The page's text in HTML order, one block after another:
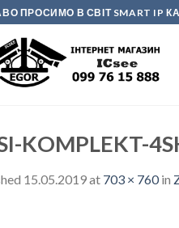
ПРОСИМО В СВІТ SMART IP
KOMPLEKT-
15.05.2019at 703 × 760in